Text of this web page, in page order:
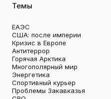
Темы
ЕАЭС
США: после империи
Кризис в Европе
Антитеррор
Горячая Арктика
Многополярный мир
Энергетика
Спортивный курьер
Проблемы Закавказья